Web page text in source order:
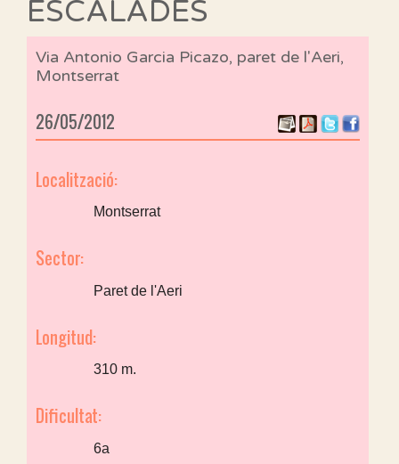
ESCALADES
Via Antonio Garcia Picazo, paret de l'Aeri,
Montserrat
26/05/2012
Localització:
Montserrat
Sector:
Paret de l'Aeri
Longitud:
310 m.
Dificultat:
6a